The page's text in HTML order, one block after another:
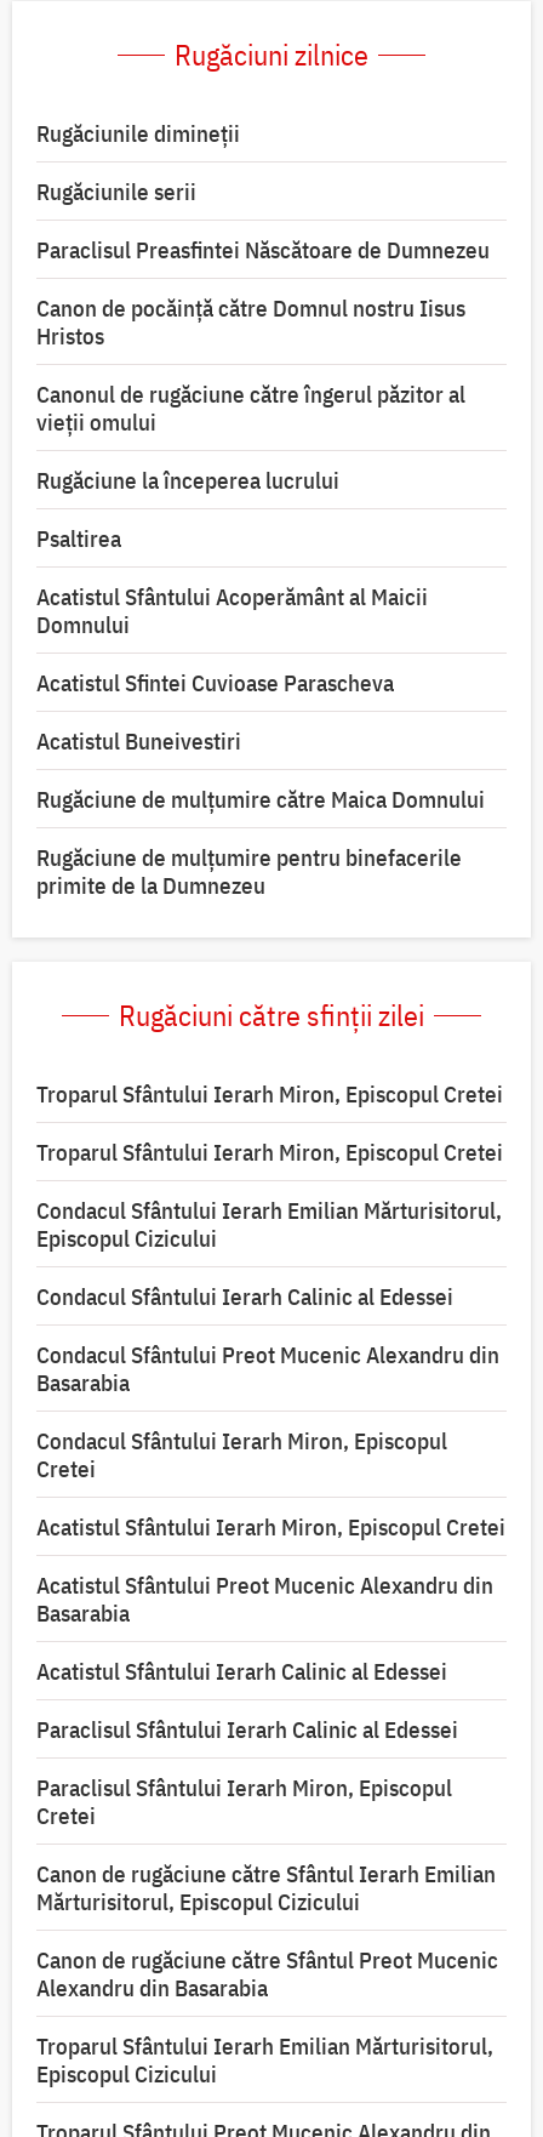
Rugăciuni zilnice
Rugăciunile dimineții
Rugăciunile serii
Paraclisul Preasfintei Născătoare de Dumnezeu
Canon de pocăință către Domnul nostru Iisus
Hristos
Canonul de rugăciune către îngerul păzitor al
vieții omului
Rugăciune la începerea lucrului
Psaltirea
Acatistul Sfântului Acoperământ al Maicii
Domnului
Acatistul Sfintei Cuvioase Parascheva
Acatistul Buneivestiri
Rugăciune de mulţumire către Maica Domnului
Rugăciune de mulțumire pentru binefacerile
primite de la Dumnezeu
Rugăciuni către sfinții zilei
Troparul Sfântului Ierarh Miron, Episcopul Cretei
Troparul Sfântului Ierarh Miron, Episcopul Cretei
Condacul Sfântului Ierarh Emilian Mărturisitorul,
Episcopul Cizicului
Condacul Sfântului Ierarh Calinic al Edessei
Condacul Sfântului Preot Mucenic Alexandru din
Basarabia
Condacul Sfântului Ierarh Miron, Episcopul
Cretei
Acatistul Sfântului Ierarh Miron, Episcopul Cretei
Acatistul Sfântului Preot Mucenic Alexandru din
Basarabia
Acatistul Sfântului Ierarh Calinic al Edessei
Paraclisul Sfântului Ierarh Calinic al Edessei
Paraclisul Sfântului Ierarh Miron, Episcopul
Cretei
Canon de rugăciune către Sfântul Ierarh Emilian
Mărturisitorul, Episcopul Cizicului
Canon de rugăciune către Sfântul Preot Mucenic
Alexandru din Basarabia
Troparul Sfântului Ierarh Emilian Mărturisitorul,
Episcopul Cizicului